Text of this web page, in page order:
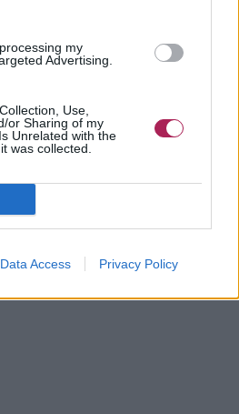
my
Advertising.
Use,
or Sharing of my
Unrelated with the
was collected.
Data Access Privacy Policy
en haut, et secouez-les pour les
Utilisez vos doigts pour séparer et
style romantique, et élégant en